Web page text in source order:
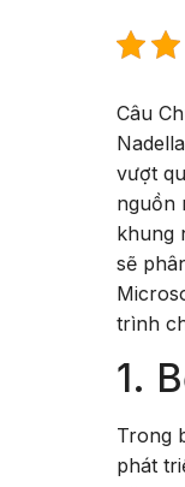
Câu
vượt
nguồn
khung
sẽ
trình
1.
Trong
phát